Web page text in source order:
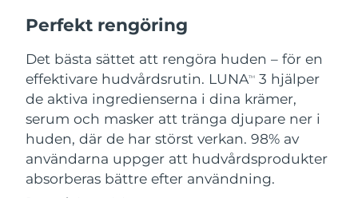
Perfekt rengöring
Det bästa sättet att rengöra huden – för en
effektivare hudvårdsrutin. LUNATM
3 hjälper
de aktiva ingredienserna i dina krämer,
serum och masker att tränga djupare ner i
huden, där de har störst verkan. 98% av
användarna uppger att hudvårdsprodukter
absorberas bättre efter användning.